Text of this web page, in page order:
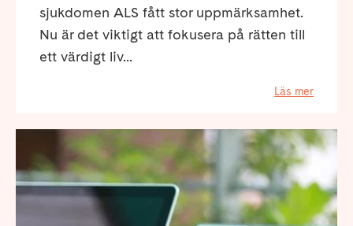
sjukdomen ALS fått stor uppmärksamhet.
Nu är det viktigt att fokusera på rätten till
ett värdigt liv...
Läs mer